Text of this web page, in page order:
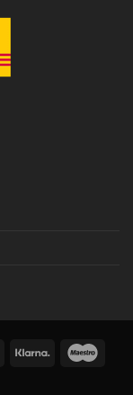
Cash
Klarna